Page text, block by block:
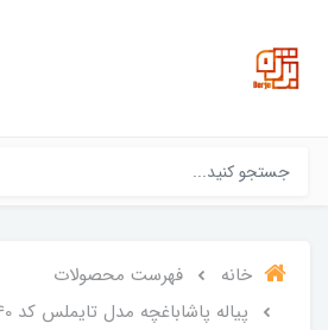
خانه
فهرست محصولات
پیاله پاشاباغچه مدل تایملس کد 530040 بسته 4 عددی